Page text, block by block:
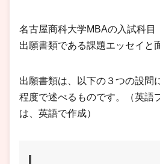
名古屋商科大学MBAの入試科目
出願書類である課題エッセイと
出願書類は、以下の３つの設問
程度で述べるものです。（英語
は、英語で作成）